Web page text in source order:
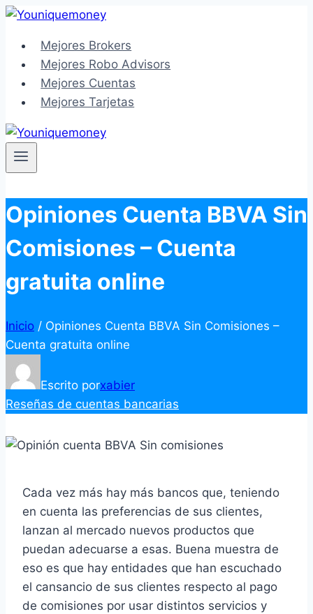
Saltar
contenidoMejores Brokers
Mejores Robo Advisors
Mejores Cuentas
Mejores Tarjetas
Opiniones Cuenta BBVA Sin
Comisiones – Cuenta
gratuita online
Inicio / Opiniones Cuenta BBVA Sin Comisiones –
Cuenta gratuita online
Escrito porxabier
Reseñas de cuentas bancarias
Cada vez más hay más bancos que, teniendo
en cuenta las preferencias de sus clientes,
lanzan al mercado nuevos productos que
puedan adecuarse a esas. Buena muestra de
eso es que hay entidades que han escuchado
el cansancio de sus clientes respecto al pago
de comisiones por usar distintos servicios y